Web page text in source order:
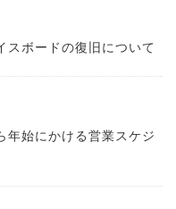
スボードの復旧について
年始にかける営業スケジ